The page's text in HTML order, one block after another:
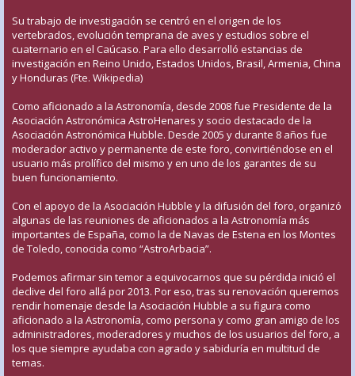
Su trabajo de investigación se centró en el origen de los
vertebrados, evolución temprana de aves y estudios sobre el
cuaternario en el Caúcaso. Para ello desarrolló estancias de
investigación en Reino Unido, Estados Unidos, Brasil, Armenia, China
y Honduras (Fte. Wikipedia)
Como aficionado a la Astronomía, desde 2008 fue Presidente de la
Asociación Astronómica AstroHenares y socio destacado de la
Asociación Astronómica Hubble. Desde 2005 y durante 8 años fue
moderador activo y permanente de este foro, convirtiéndose en el
usuario más prolífico del mismo y en uno de los garantes de su
buen funcionamiento.
Con el apoyo de la Asociación Hubble y la difusión del foro, organizó
algunas de las reuniones de aficionados a la Astronomía más
importantes de España, como la de Navas de Estena en los Montes
de Toledo, conocida como “AstroArbacia”.
Podemos afirmar sin temor a equivocarnos que su pérdida inició el
declive del foro allá por 2013. Por eso, tras su renovación queremos
rendir homenaje desde la Asociación Hubble a su figura como
aficionado a la Astronomía, como persona y como gran amigo de los
administradores, moderadores y muchos de los usuarios del foro, a
los que siempre ayudaba con agrado y sabiduría en multitud de
temas.